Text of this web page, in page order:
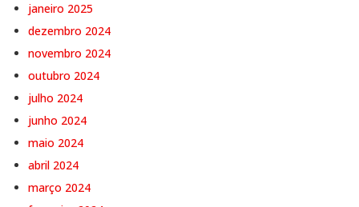
janeiro 2025
dezembro 2024
novembro 2024
outubro 2024
julho 2024
junho 2024
maio 2024
abril 2024
março 2024